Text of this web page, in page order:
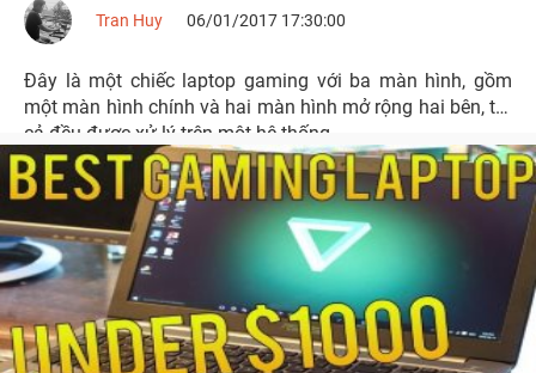
Tran Huy 06/01/2017 17:30:00
Đây là một chiếc laptop gaming với ba màn hình, gồm
một màn hình chính và hai màn hình mở rộng hai bên, tất
cả đều được xử lý trên một hệ thống.